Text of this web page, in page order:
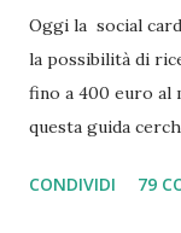
Oggi la social
la possibilità di
fino a 400 euro al
questa guida
(per il sussidio di
CONDIVIDI 79